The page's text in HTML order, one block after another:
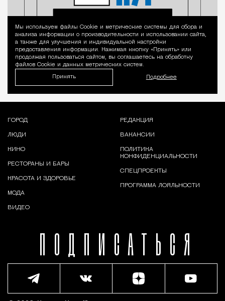
Уведомление
Мы используем файлы Сookie и метрические системы для сбора и
анализа информации о производительности и использовании сайта,
а также для улучшения и индивидуальной настройки
предоставления информации. Нажимая кнопку «Принять» или
продолжая пользоваться сайтом, вы соглашаетесь на обработку
файлов Cookie и данных метрических систем.
Принять Подробнее
ПОДПИСАТЬСЯ
ГОРОД
ЛЮДИ
КИНО
РЕСТОРАНЫ И БАРЫ
КРАСОТА И ЗДОРОВЬЕ
МОДА
ВИДЕО
РЕДАКЦИЯ
ВАКАНСИИ
ПОЛИТИКА
КОНФИДЕНЦИАЛЬНОСТИ
СПЕЦПРОЕКТЫ
ПРОГРАММА ЛОЯЛЬНОСТИ